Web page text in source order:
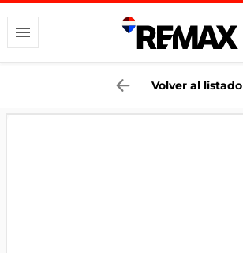
Volver al listado